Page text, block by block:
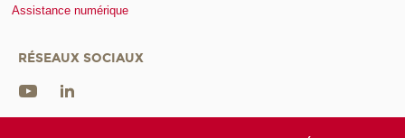
Assistance numérique
RÉSEAUX SOCIAUX